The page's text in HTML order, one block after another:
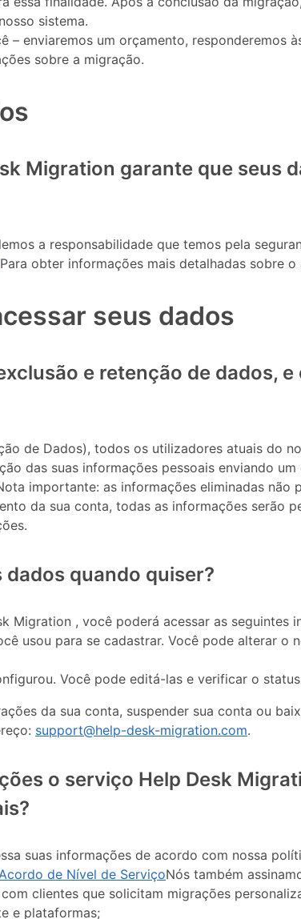
sistema.
– enviaremos um orçamento, responderemos
sobre a migração.
Migration garante que seus
a responsabilidade que temos pela
Para obter informações mais detalhadas sobre o
seus dados
e retenção de dados,
de Dados), todos os utilizadores atuais do
das suas informações pessoais enviando um
importante: as informações eliminadas não
da sua conta, todas as informações serão
quando quiser?
Migration , você poderá acessar as seguintes
usou para se cadastrar. Você pode alterar o
Você pode editá-las e verificar o
da sua conta, suspender sua conta ou
support@help-desk-migration.com.
o serviço Help Desk
suas informações de acordo com nossa
Acordo de Nível de ServiçoNós também
clientes que solicitam migrações
e plataformas;